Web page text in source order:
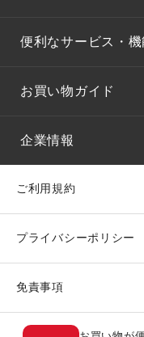
便利なサービス・機
お買い物ガイド
企業情報
ご利用規約
プライバシーポリシー
免責事項